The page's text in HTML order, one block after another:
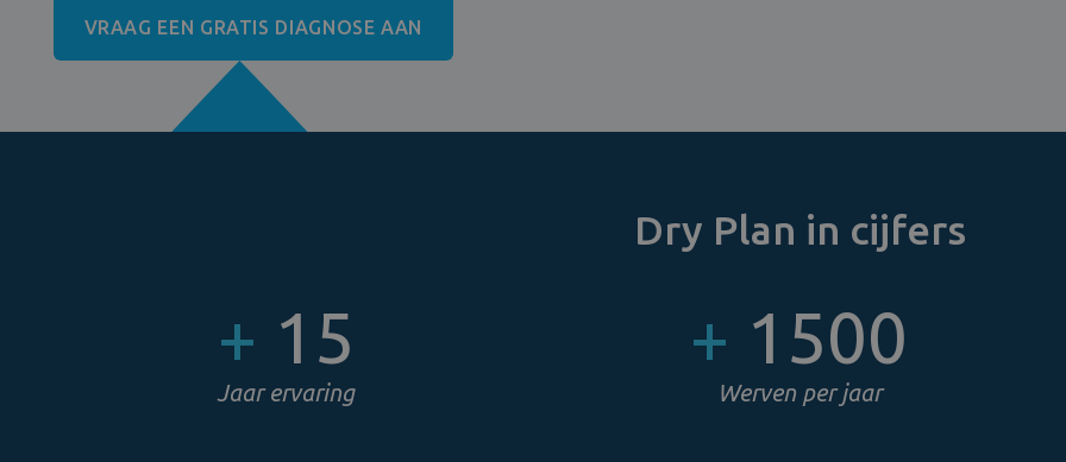
VRAAG EEN GRATIS DIAGNOSE AAN
Dry Plan in cijfers
+ 15
Jaar ervaring
+ 1500
Werven per jaar